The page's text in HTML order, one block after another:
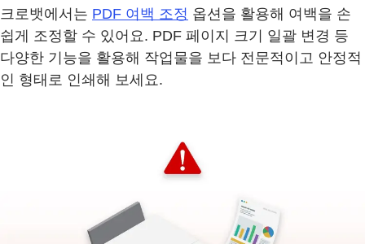
크로뱃에서는 PDF 여백 조정 옵션을 활용해 여백을 손
쉽게 조정할 수 있어요. PDF 페이지 크기 일괄 변경 등
다양한 기능을 활용해 작업물을 보다 전문적이고 안정적
인 형태로 인쇄해 보세요.